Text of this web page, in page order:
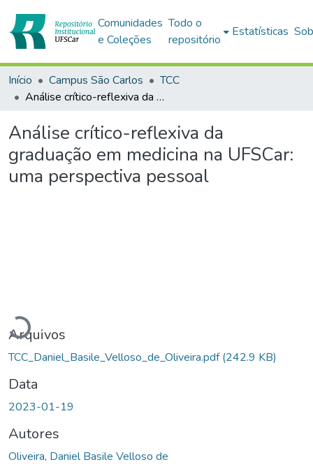
Comunidades
e Coleções
Todo o
repositório
Estatísticas
Início Campus São Carlos
TCC
Análise crítico-reflexiva da graduação em medicina na UFSCar: uma perspectiva pessoal
Análise crítico-reflexiva da
graduação em medicina na UFSCar:
uma perspectiva pessoal
Carregando...
Arquivos
TCC_Daniel_Basile_Velloso_de_Oliveira.pdf(242.9 KB)
Data
2023-01-19
Autores
Oliveira, Daniel Basile Velloso de